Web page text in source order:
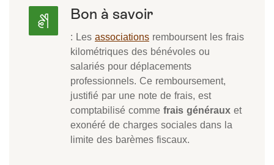
Bon à savoir
: Les associations remboursent les frais
kilométriques des bénévoles ou
salariés pour déplacements
professionnels. Ce remboursement,
justifié par une note de frais, est
comptabilisé comme frais généraux et
exonéré de charges sociales dans la
limite des barèmes fiscaux.